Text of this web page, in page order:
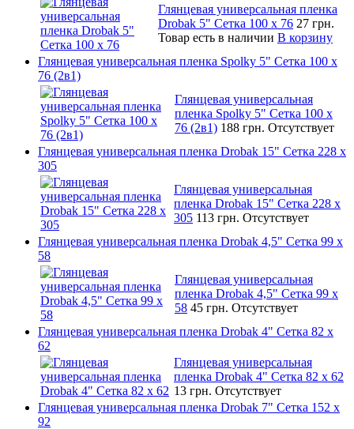
Глянцевая универсальная пленка
Drobak 5" Сетка 100 x 76 27 грн.
Товар есть в наличии В корзину
Глянцевая универсальная пленка Spolky 5" Сетка 100 x
76 (2в1)
Глянцевая универсальная
пленка Spolky 5" Сетка 100 x
76 (2в1) 188 грн. Отсутствует
Глянцевая универсальная пленка Drobak 15" Сетка 228 x
305
Глянцевая универсальная
пленка Drobak 15" Сетка 228 x
305 113 грн. Отсутствует
Глянцевая универсальная пленка Drobak 4,5" Сетка 99 x
58
Глянцевая универсальная
пленка Drobak 4,5" Сетка 99 x
58 45 грн. Отсутствует
Глянцевая универсальная пленка Drobak 4" Сетка 82 x
62
Глянцевая универсальная
пленка Drobak 4" Сетка 82 x 62
13 грн. Отсутствует
Глянцевая универсальная пленка Drobak 7" Сетка 152 x
92